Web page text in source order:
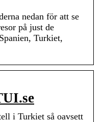
nedan för att se
på just de
Turkiet,
i Turkiet så oavsett